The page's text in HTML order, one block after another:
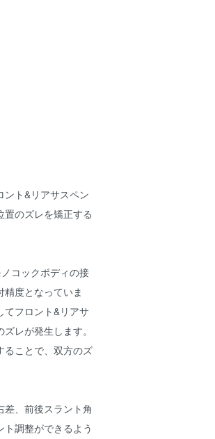
ント&リアサスペン
のズレを矯正する
コックボディの接
度となっていま
てフロント&リアサ
レが発生します。
ることで、双方のズ
、前後スラント角
調整ができるよう